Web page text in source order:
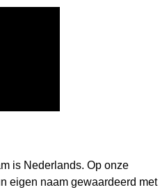
is Nederlands. Op onze
eigen naam gewaardeerd met